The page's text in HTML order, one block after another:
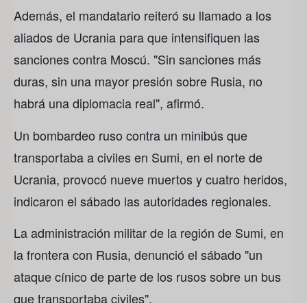
Además, el mandatario reiteró su llamado a los
aliados de Ucrania para que intensifiquen las
sanciones contra Moscú. "Sin sanciones más
duras, sin una mayor presión sobre Rusia, no
habrá una diplomacia real", afirmó.
Un bombardeo ruso contra un minibús que
transportaba a civiles en Sumi, en el norte de
Ucrania, provocó nueve muertos y cuatro heridos,
indicaron el sábado las autoridades regionales.
La administración militar de la región de Sumi, en
la frontera con Rusia, denunció el sábado "un
ataque cínico de parte de los rusos sobre un bus
que transportaba civiles".